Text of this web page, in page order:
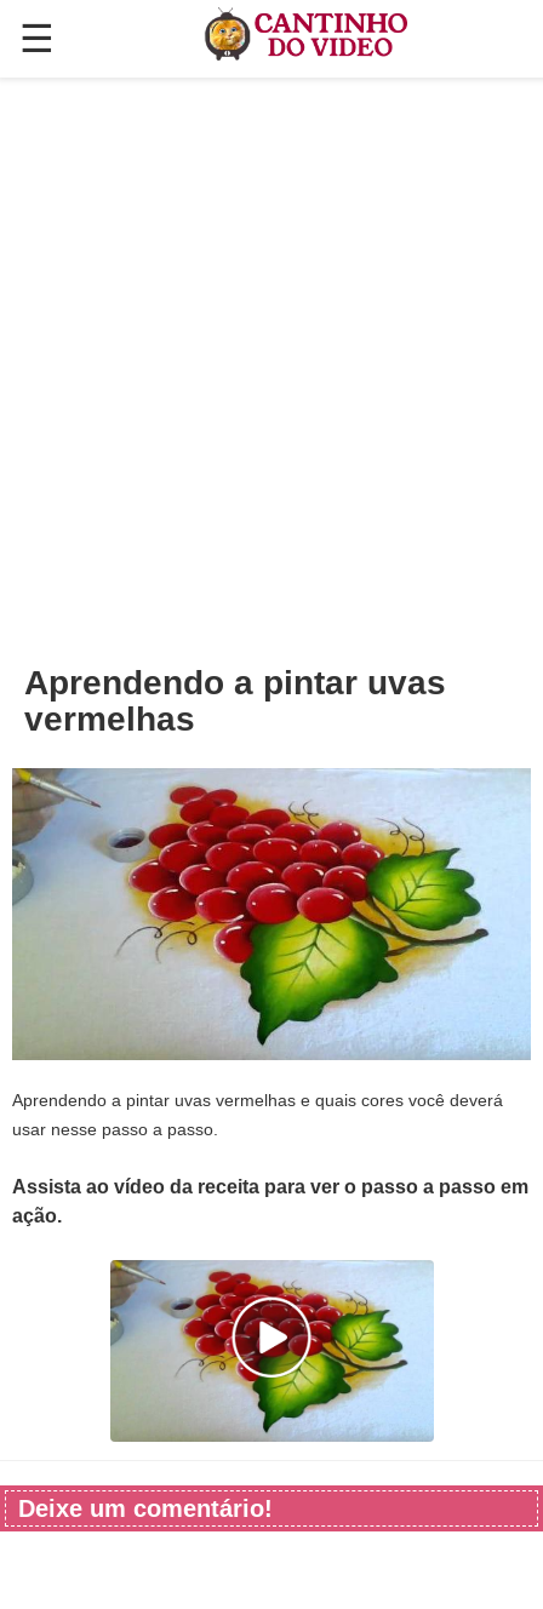
☰
✕
Aprendendo a pintar uvas
vermelhas
Aprendendo a pintar uvas vermelhas e quais cores você deverá
usar nesse passo a passo.
Assista ao vídeo da receita para ver o passo a passo em
ação.
Deixe um comentário!